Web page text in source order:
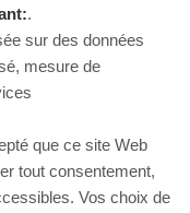
.
sur des données
mesure de
que ce site Web
tout consentement,
Vos choix de